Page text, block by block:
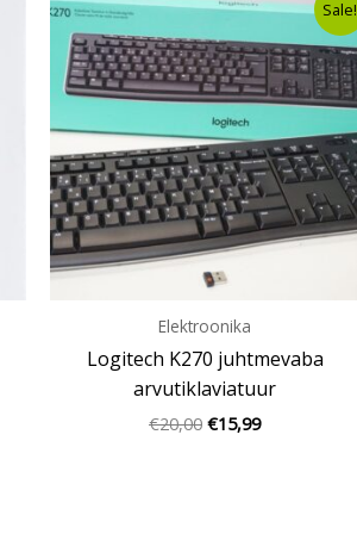
Sale!
Elektroonika
Logitech K270 juhtmevaba
arvutiklaviatuur
€20,00
oli:
€20,00.
€15,99
price
is:
€15,99.